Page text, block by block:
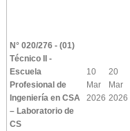
N° 020/276 - (01)
Técnico II -
Escuela
Profesional de
Ingeniería en CSA
– Laboratorio de
CS
10
Mar
2026
20
Mar
2026